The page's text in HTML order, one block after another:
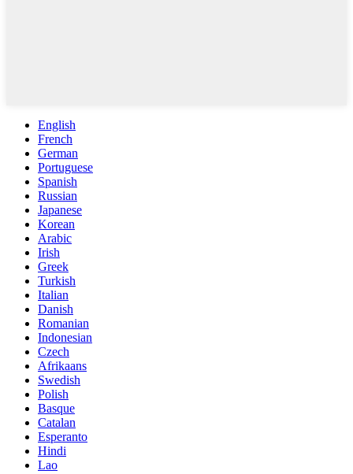
English
French
German
Portuguese
Spanish
Russian
Japanese
Korean
Arabic
Irish
Greek
Turkish
Italian
Danish
Romanian
Indonesian
Czech
Afrikaans
Swedish
Polish
Basque
Catalan
Esperanto
Hindi
Lao